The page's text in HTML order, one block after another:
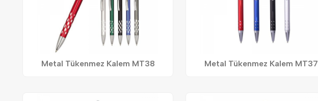
Metal Tükenmez Kalem MT38 Metal Tükenmez Kalem MT37